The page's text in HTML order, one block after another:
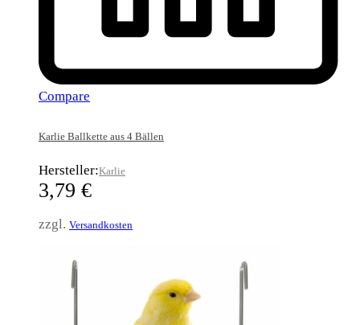
Compare
Karlie Ballkette aus 4 Bällen
Hersteller:Karlie
3,79 €
zzgl. Versandkosten